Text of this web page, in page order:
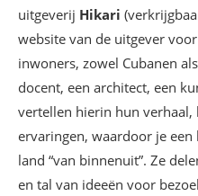
uitgeverij Hikari
website van de uitgever
inwoners, zowel Cubanen
docent, een architect, een
vertellen hierin hun verhaal,
ervaringen, waardoor je
land “van binnenuit”. Ze
en tal van ideeën voor